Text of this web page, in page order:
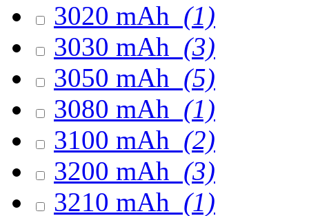
3020 mAh (1)
3030 mAh (3)
3050 mAh (5)
3080 mAh (1)
3100 mAh (2)
3200 mAh (3)
3210 mAh (1)